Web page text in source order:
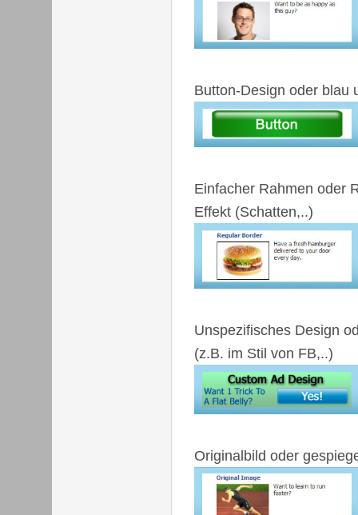
Button-Design oder blau
Einfacher Rahmen oder
Effekt (Schatten,..)
Unspezifisches Design
(z.B. im Stil von FB,..)
Originalbild oder